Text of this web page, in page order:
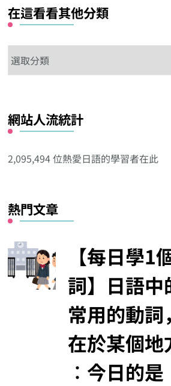
在這看看其他分類
這
其
他
類
網站人流統計
2,095,494 位熱愛日語的學習者在此
熱門文章
【每日學1
詞】日語
常用的動
在於某個
︰今日的是